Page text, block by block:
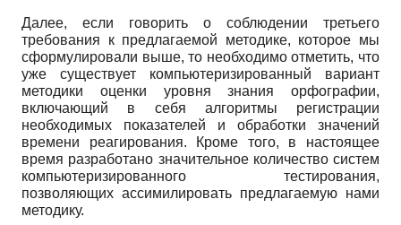
Далее, если говорить о соблюдении третьего
требования к предлагаемой методике, которое мы
сформулировали выше, то необходимо отметить, что
уже существует компьютеризированный вариант
методики оценки уровня знания орфографии,
включающий в себя алгоритмы регистрации
необходимых показателей и обработки значений
времени реагирования. Кроме того, в настоящее
время разработано значительное количество систем
компьютеризированного тестирования,
позволяющих ассимилировать предлагаемую нами
методику.